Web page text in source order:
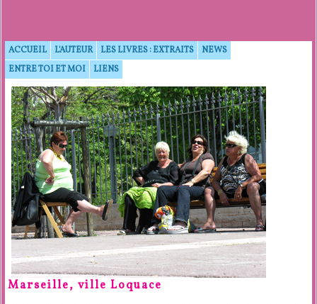
ACCUEIL L'AUTEUR LES LIVRES : EXTRAITS
NEWS
ENTRE TOI ET MOI
LIENS
Marseille, ville Loquace